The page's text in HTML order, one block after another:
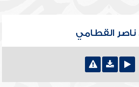
ناصر القطامي